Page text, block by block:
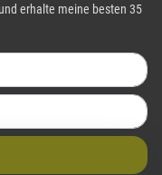
erhalte meine besten 35